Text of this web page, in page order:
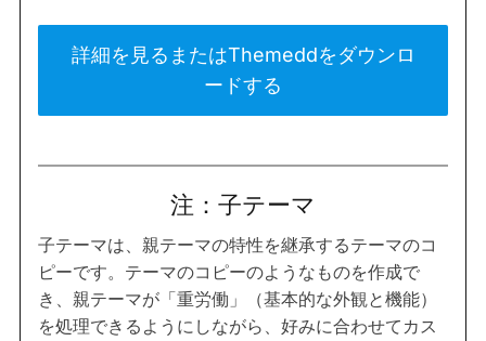
詳細を見るまたはThemeddをダウンロ
ードする
注：子テーマ
子テーマは、親テーマの特性を継承するテーマのコ
ピーです。テーマのコピーのようなものを作成で
き、親テーマが「重労働」（基本的な外観と機能）
を処理できるようにしながら、好みに合わせてカス